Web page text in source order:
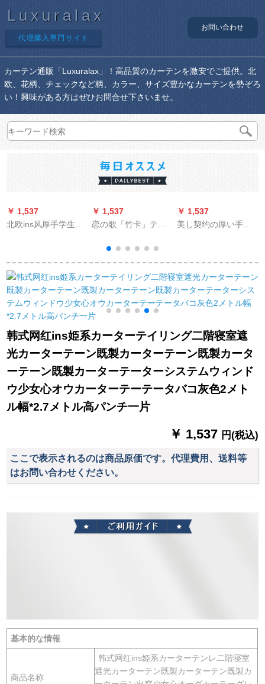
Luxuralax
代理購入専門サイト
お問い合わせ
カーテン通販「Luxuralax」！高品質のカーテンを激安でご提供。北
欧、花柄、チェックなど柄、カラー、サイズ豊かなカーテンを勢ぞろ
い！興味がある方はぜひお問合せ下さいませ。
￥ 1,537
北欧ins风厚手学生ベ
のカーターテン热帯
雨林を敷いて1.2 m(4
フルト)ベッド
￥ 1,537
恋の歌「竹卡」テン
断热ラー式升降のれ
ん寝室「Belanda日よ
けカーテ」と风レス
トランンの禅意古典
「竹ca」テ细糸款1
￥ 1,537
美し契约の厚い手物
断热した既制カーン
遮光カーターテーン
黒-布(フーク加工)3メ
トル幅x 2.7高一片
韩式网红ins姫系カーターテイリング二階寝室遮
光カーターテーン既製カーターテーン既製カータ
ーテーン既製カーターテーターシステムウィンド
ウ少女心オウカーターテーテータバコ灰色2メト
ル幅*2.7メトル高パンチ一片
￥ 1,537 円(税込)
ここで表示されるのは商品原価です。代理費用、送料等
はお問い合わせください。
基本的な情報
商品名称
韩式网红ins姫系カーターテンレ二階寝室
遮光カーターテン既製カーターテン既製カ